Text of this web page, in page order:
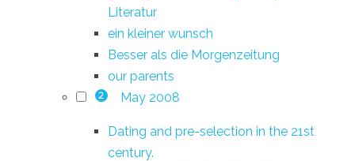
Literatur
ein kleiner wunsch
Besser als die Morgenzeitung
our parents
2 May 2008
Dating and pre-selection in the 21st
century.